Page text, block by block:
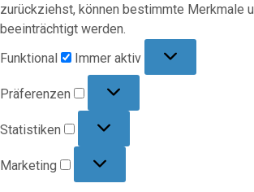
zurückziehst, können bestimmte Merkmale
beeinträchtigt werden.
Funktional
Immer aktiv
Präferenzen
Statistiken
Marketing